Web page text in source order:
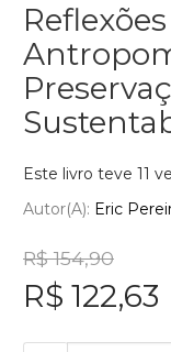
Este livro teve 11
Autor(a): Eric
R$ 154,90
R$ 122,63